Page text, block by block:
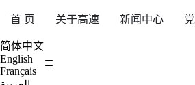
首 页 关于高速 新闻中心
简体中文
English
Français